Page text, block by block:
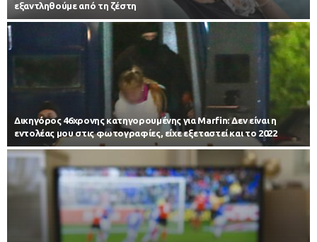
εξαντληθούμε από τη ζέστη
Δικηγόρος 46χρονης κατηγορουμένης για Marfin: Δεν είναι η
εντολέας μου στις φωτογραφίες, είχε εξεταστεί και το 2022